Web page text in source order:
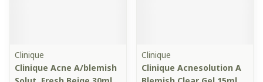
Clinique
Clinique Acne A/blemish
Clinique
Clinique Acnesolution A